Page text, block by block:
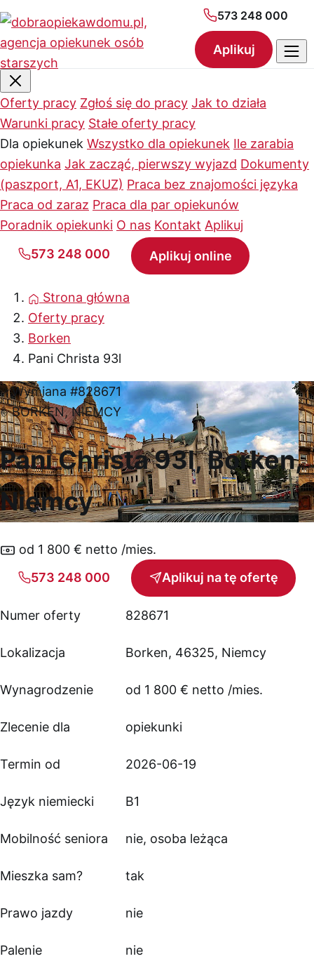
573 248 000
Aplikuj
Oferty pracy Zgłoś się do pracy Jak to działa
Warunki pracy Stałe oferty pracy
Dla opiekunek Wszystko dla opiekunek Ile zarabia
opiekunka Jak zacząć, pierwszy wyjazd Dokumenty
(paszport, A1, EKUZ) Praca bez znajomości języka
Praca od zaraz Praca dla par opiekunów
Poradnik opiekunki O nas Kontakt Aplikuj
573 248 000
Aplikuj online
Strona główna
Oferty pracy
Borken
Pani Christa 93l
Wymiana #828671
BORKEN, NIEMCY
Pani Christa 93l, Borken,
Niemcy
od 1 800 € netto /mies.
573 248 000
Aplikuj na tę ofertę
Numer oferty 828671
Lokalizacja Borken, 46325, Niemcy
Wynagrodzenie od 1 800 € netto /mies.
Zlecenie dla opiekunki
Termin od 2026-06-19
Język niemiecki B1
Mobilność seniora nie, osoba leżąca
Mieszka sam? tak
Prawo jazdy nie
Palenie nie